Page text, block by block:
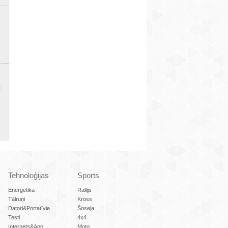
Tehnoloģijas
Enerģētika
Tālruņi
Datori&Portatīvie
Testi
Internets&App
Sports
Rallijs
Kross
Šoseja
4x4
Moto